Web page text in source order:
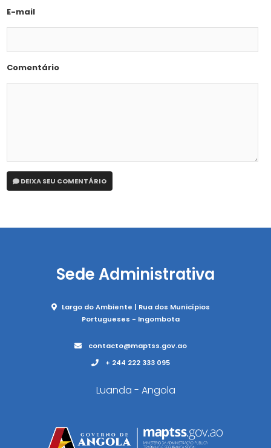
E-mail
Comentário
DEIXA SEU COMENTÁRIO
Sede Administrativa
Largo do Ambiente | Rua dos Municípios
Portugueses - Ingombota
contacto@maptss.gov.ao
+ 244 222 333 095
Luanda - Angola